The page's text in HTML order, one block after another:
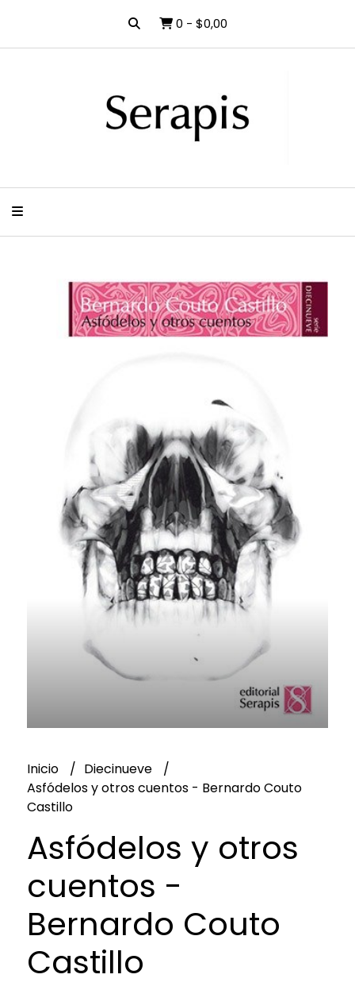
0 - $0,00
Inicio
Diecinueve
Asfódelos y otros cuentos - Bernardo Couto
Castillo
Asfódelos y otros
cuentos -
Bernardo Couto
Castillo